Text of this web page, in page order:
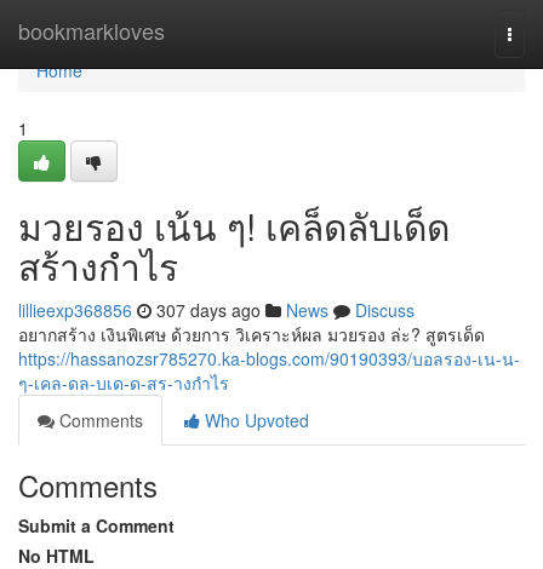
bookmarkloves
Home
Home
1
มวยรอง เน้น ๆ! เคล็ดลับเด็ด
สร้างกำไร
lillieexp368856 307 days ago News
Discuss
อยากสร้าง เงินพิเศษ ด้วยการ วิเคราะห์ผล มวยรอง ล่ะ? สูตรเด็ด
https://hassanozsr785270.ka-blogs.com/90190393/บอลรอง-เน-น-
ๆ-เคล-ดล-บเด-ด-สร-างกำไร
Comments
Who Upvoted
Comments
Submit a Comment
No HTML